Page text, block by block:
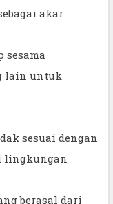
akar
sesama
lain untuk
sesuai dengan
lingkungan
berasal dari